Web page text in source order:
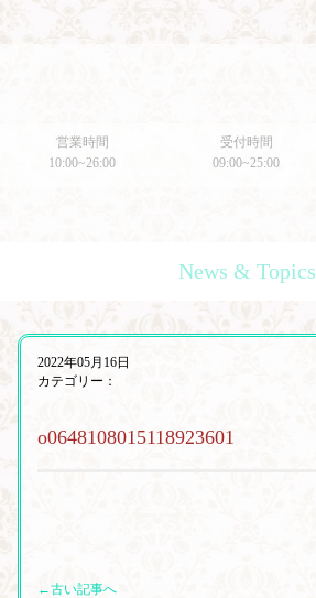
営業時間
10:00~26:00
受付時間
09:00~25:00
News & Topics
2022年05月16日
カテゴリー：
o0648108015118923601
←古い記事へ